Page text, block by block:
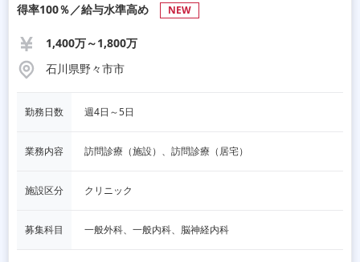
得率100％／給与水準高め
NEW
1,400万～1,800万
石川県野々市市
勤務日数 週4日～5日
業務内容 訪問診療（施設）、訪問診療（居宅）
施設区分 クリニック
募集科目 一般外科、一般内科、脳神経内科